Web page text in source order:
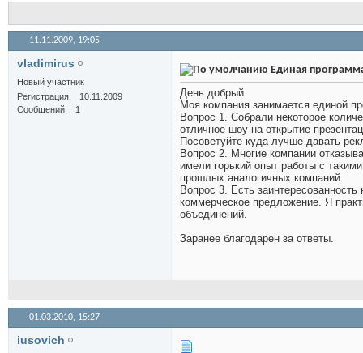
11.11.2009, 19:05
vladimirus
Новый участник
Регистрация
10.11.2009
Сообщений
1
Единая
День добрый.
Моя компания занимается единой
Вопрос 1. Собрали некоторое
отличное шоу на открытие-
Посоветуйте куда лучше давать
Вопрос 2. Многие компании
имели горький опыт работы с
прошлых аналогичных компаний.
Вопрос 3. Есть
коммерческое предложение. Я
объединений.
Заранее благодарен за ответы.
01.03.2010, 15:27
iusovich